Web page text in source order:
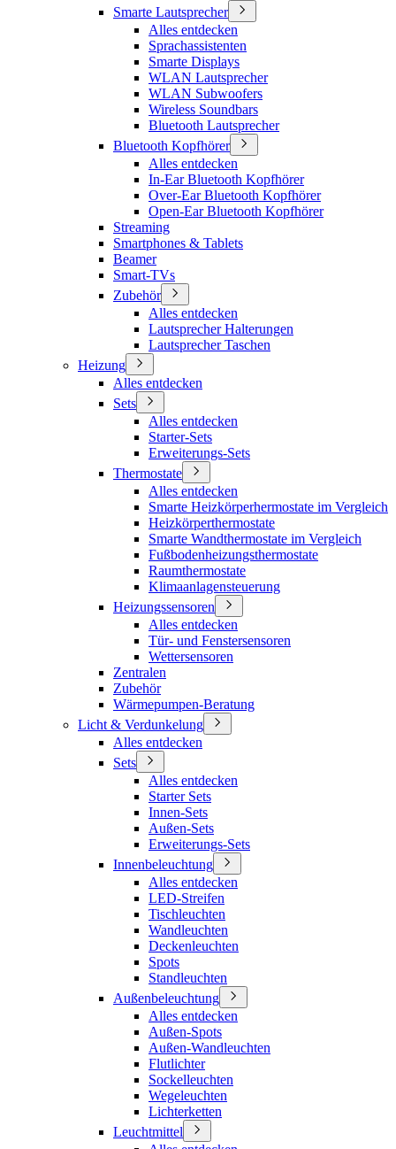
Smarte Lautsprecher
Alles entdecken
Sprachassistenten
Smarte Displays
WLAN Lautsprecher
WLAN Subwoofers
Wireless Soundbars
Bluetooth Lautsprecher
Bluetooth Kopfhörer
Alles entdecken
In-Ear Bluetooth Kopfhörer
Over-Ear Bluetooth Kopfhörer
Open-Ear Bluetooth Kopfhörer
Streaming
Smartphones & Tablets
Beamer
Smart-TVs
Zubehör
Alles entdecken
Lautsprecher Halterungen
Lautsprecher Taschen
Heizung
Alles entdecken
Sets
Alles entdecken
Starter-Sets
Erweiterungs-Sets
Thermostate
Alles entdecken
Smarte Heizkörperhermostate im Vergleich
Heizkörperthermostate
Smarte Wandthermostate im Vergleich
Fußbodenheizungsthermostate
Raumthermostate
Klimaanlagensteuerung
Heizungssensoren
Alles entdecken
Tür- und Fenstersensoren
Wettersensoren
Zentralen
Zubehör
Wärmepumpen-Beratung
Licht & Verdunkelung
Alles entdecken
Sets
Alles entdecken
Starter Sets
Innen-Sets
Außen-Sets
Erweiterungs-Sets
Innenbeleuchtung
Alles entdecken
LED-Streifen
Tischleuchten
Wandleuchten
Deckenleuchten
Spots
Standleuchten
Außenbeleuchtung
Alles entdecken
Außen-Spots
Außen-Wandleuchten
Flutlichter
Sockelleuchten
Wegeleuchten
Lichterketten
Leuchtmittel